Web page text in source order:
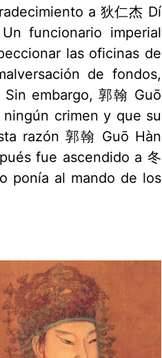
a 狄仁杰 Dí
funcionario imperial
las oficinas de
de fondos,
embargo, 郭翰 Guō
crimen y que su
razón 郭翰 Guō Hàn
fue ascendido a 冬
ponía al mando de los